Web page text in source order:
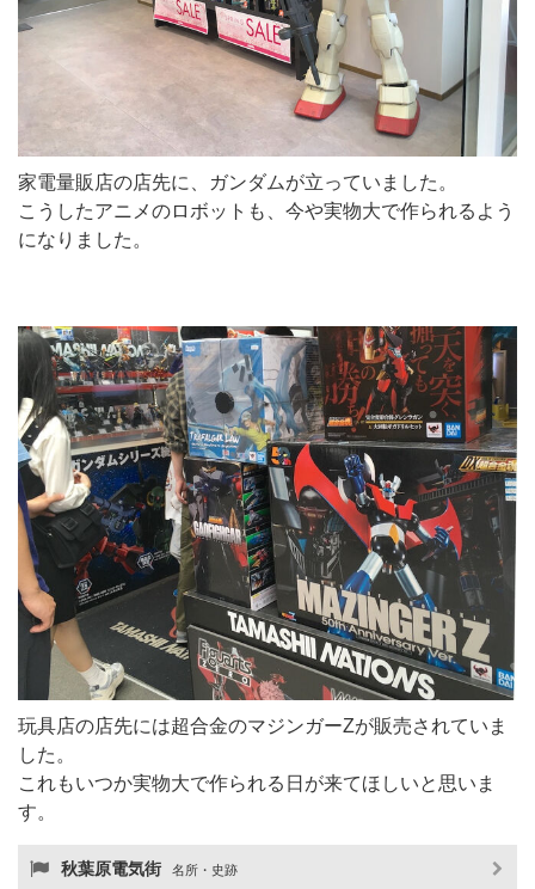
家電量販店の店先に、ガンダムが立っていました。
こうしたアニメのロボットも、今や実物大で作られるよう
になりました。
玩具店の店先には超合金のマジンガーZが販売されていま
した。
これもいつか実物大で作られる日が来てほしいと思いま
す。
秋葉原電気街 名所・史跡